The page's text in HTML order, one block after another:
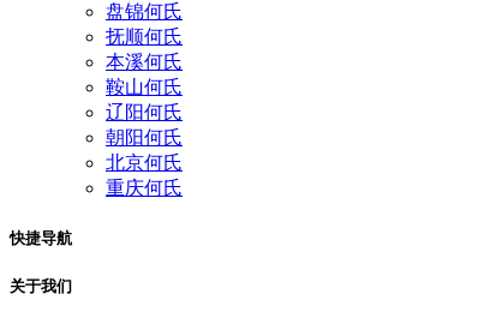
盘锦何氏
抚顺何氏
本溪何氏
鞍山何氏
辽阳何氏
朝阳何氏
北京何氏
重庆何氏
快捷导航
关于我们